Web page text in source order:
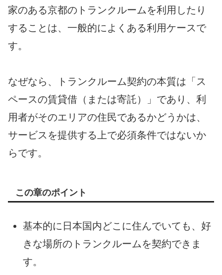
家のある京都のトランクルームを利用したり
することは、一般的によくある利用ケースで
す。
なぜなら、トランクルーム契約の本質は「ス
ペースの賃貸借（または寄託）」であり、利
用者がそのエリアの住民であるかどうかは、
サービスを提供する上で必須条件ではないか
らです。
この章のポイント
基本的に日本国内どこに住んでいても、好
きな場所のトランクルームを契約できま
す。